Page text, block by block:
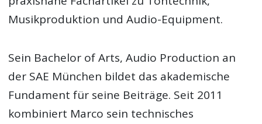
Musikproduktion und Audio-Equipment.
Sein Bachelor of Arts, Audio Production an
der SAE München bildet das akademische
Fundament für seine Beiträge. Seit 2011
kombiniert Marco sein technisches